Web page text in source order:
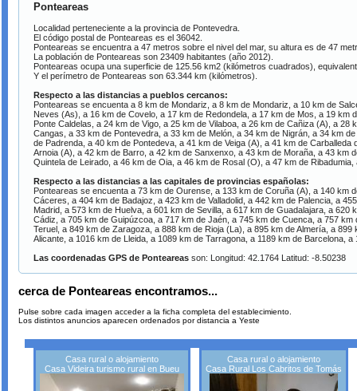
Ponteareas
Localidad perteneciente a la provincia de Pontevedra.
El código postal de Ponteareas es el 36042.
Ponteareas se encuentra a 47 metros sobre el nivel del mar, su altura es de 47
La población de Ponteareas son 23409 habitantes (año 2012).
Ponteareas ocupa una superficie de 125.56 km2 (kilómetros cuadrados),
Y el perímetro de Ponteareas son 63.344 km (kilómetros).
Respecto a las distancias a pueblos cercanos:
Ponteareas se encuenta a 8 km de Mondariz, a 8 km de Mondariz, a 10 km de
Neves (As), a 16 km de Covelo, a 17 km de Redondela, a 17 km de Mos, a 19
Ponte Caldelas, a 24 km de Vigo, a 25 km de Vilaboa, a 26 km de Cañiza (A), a
Cangas, a 33 km de Pontevedra, a 33 km de Melón, a 34 km de Nigrán, a 34 km
de Padrenda, a 40 km de Pontedeva, a 41 km de Veiga (A), a 41 km de
Arnoia (A), a 42 km de Barro, a 42 km de Sanxenxo, a 43 km de Moraña, a 43
Quintela de Leirado, a 46 km de Oia, a 46 km de Rosal (O), a 47 km de
Respecto a las distancias a las capitales de provincias españolas:
Ponteareas se encuenta a 73 km de Ourense, a 133 km de Coruña (A), a 140 km
Cáceres, a 404 km de Badajoz, a 423 km de Valladolid, a 442 km de Palencia, a
Madrid, a 573 km de Huelva, a 601 km de Sevilla, a 617 km de Guadalajara, a
Cádiz, a 705 km de Guipúzcoa, a 717 km de Jaén, a 745 km de Cuenca, a 757
Teruel, a 849 km de Zaragoza, a 888 km de Rioja (La), a 895 km de Almería, a
Alicante, a 1016 km de Lleida, a 1089 km de Tarragona, a 1189 km de Barcelona,
Las coordenadas GPS de Ponteareas son: Longitud: 42.1764 Latitud: -8.50238
cerca de Ponteareas encontramos...
Pulse sobre cada imagen acceder a la ficha completa del establecimiento.
Los distintos anuncios aparecen ordenados por distancia a Yeste
Casa rural o alojamiento
Casa Videira turismo rural en Bueu
Casa rural o alojamiento
Casa Rural Los Cabritos de Tomás